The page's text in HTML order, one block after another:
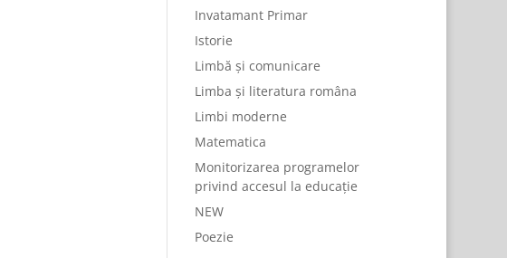
Invatamant Primar
Istorie
Limbă și comunicare
Limba și literatura româna
Limbi moderne
Matematica
Monitorizarea programelor
privind accesul la educație
NEW
Poezie